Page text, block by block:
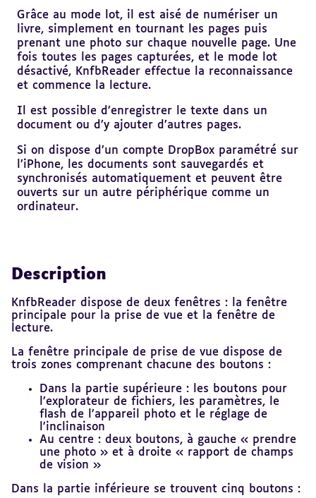
Grâce au mode lot, il est aisé de numériser un
livre, simplement en tournant les pages puis
prenant une photo sur chaque nouvelle page. Une
fois toutes les pages capturées, et le mode lot
désactivé, KnfbReader effectue la reconnaissance
et commence la lecture.
Il est possible d’enregistrer le texte dans un
document ou d’y ajouter d’autres pages.
Si on dispose d’un compte DropBox paramétré sur
l’iPhone, les documents sont sauvegardés et
synchronisés automatiquement et peuvent être
ouverts sur un autre périphérique comme un
ordinateur.
Description
KnfbReader dispose de deux fenêtres : la fenêtre
principale pour la prise de vue et la fenêtre de
lecture.
La fenêtre principale de prise de vue dispose de
trois zones comprenant chacune des boutons :
Dans la partie supérieure : les boutons pour
l’explorateur de fichiers, les paramètres, le
flash de l’appareil photo et le réglage de
l'inclinaison
Au centre : deux boutons, à gauche « prendre
une photo » et à droite « rapport de champs
de vision »
Dans la partie inférieure se trouvent cinq boutons :